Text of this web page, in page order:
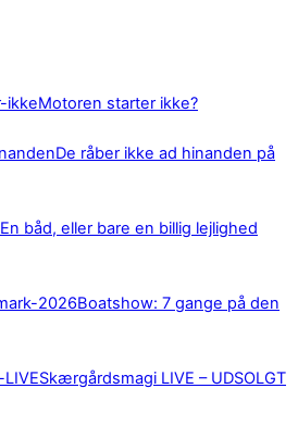
Motoren starter ikke?
De råber ikke ad hinanden på
En båd, eller bare en billig lejlighed
Boatshow: 7 gange på den
Skærgårdsmagi LIVE – UDSOLGT